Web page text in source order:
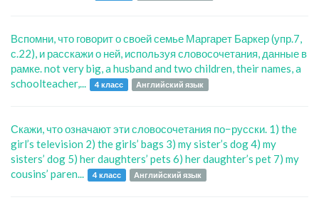
Вспомни, что говорит о своей семье Маргарет Баркер (упр.7,
с.22), и расскажи о ней, используя словосочетания, данные в
рамке. not very big, a husband and two children, their names, a
schoolteacher,...
4 класс Английский язык
Скажи, что означают эти словосочетания по−русски. 1) the
girl’s television 2) the girls’ bags 3) my sister’s dog 4) my
sisters’ dog 5) her daughters’ pets 6) her daughter’s pet 7) my
cousins’ paren...
4 класс Английский язык